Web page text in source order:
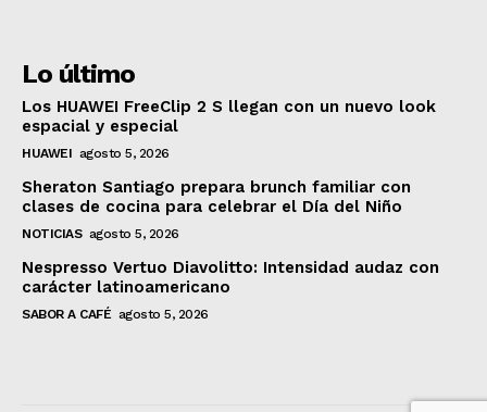
Lo último
Los HUAWEI FreeClip 2 S llegan con un nuevo look
espacial y especial
HUAWEI agosto 5, 2026
Sheraton Santiago prepara brunch familiar con
clases de cocina para celebrar el Día del Niño
NOTICIAS agosto 5, 2026
Nespresso Vertuo Diavolitto: Intensidad audaz con
carácter latinoamericano
SABOR A CAFÉ agosto 5, 2026